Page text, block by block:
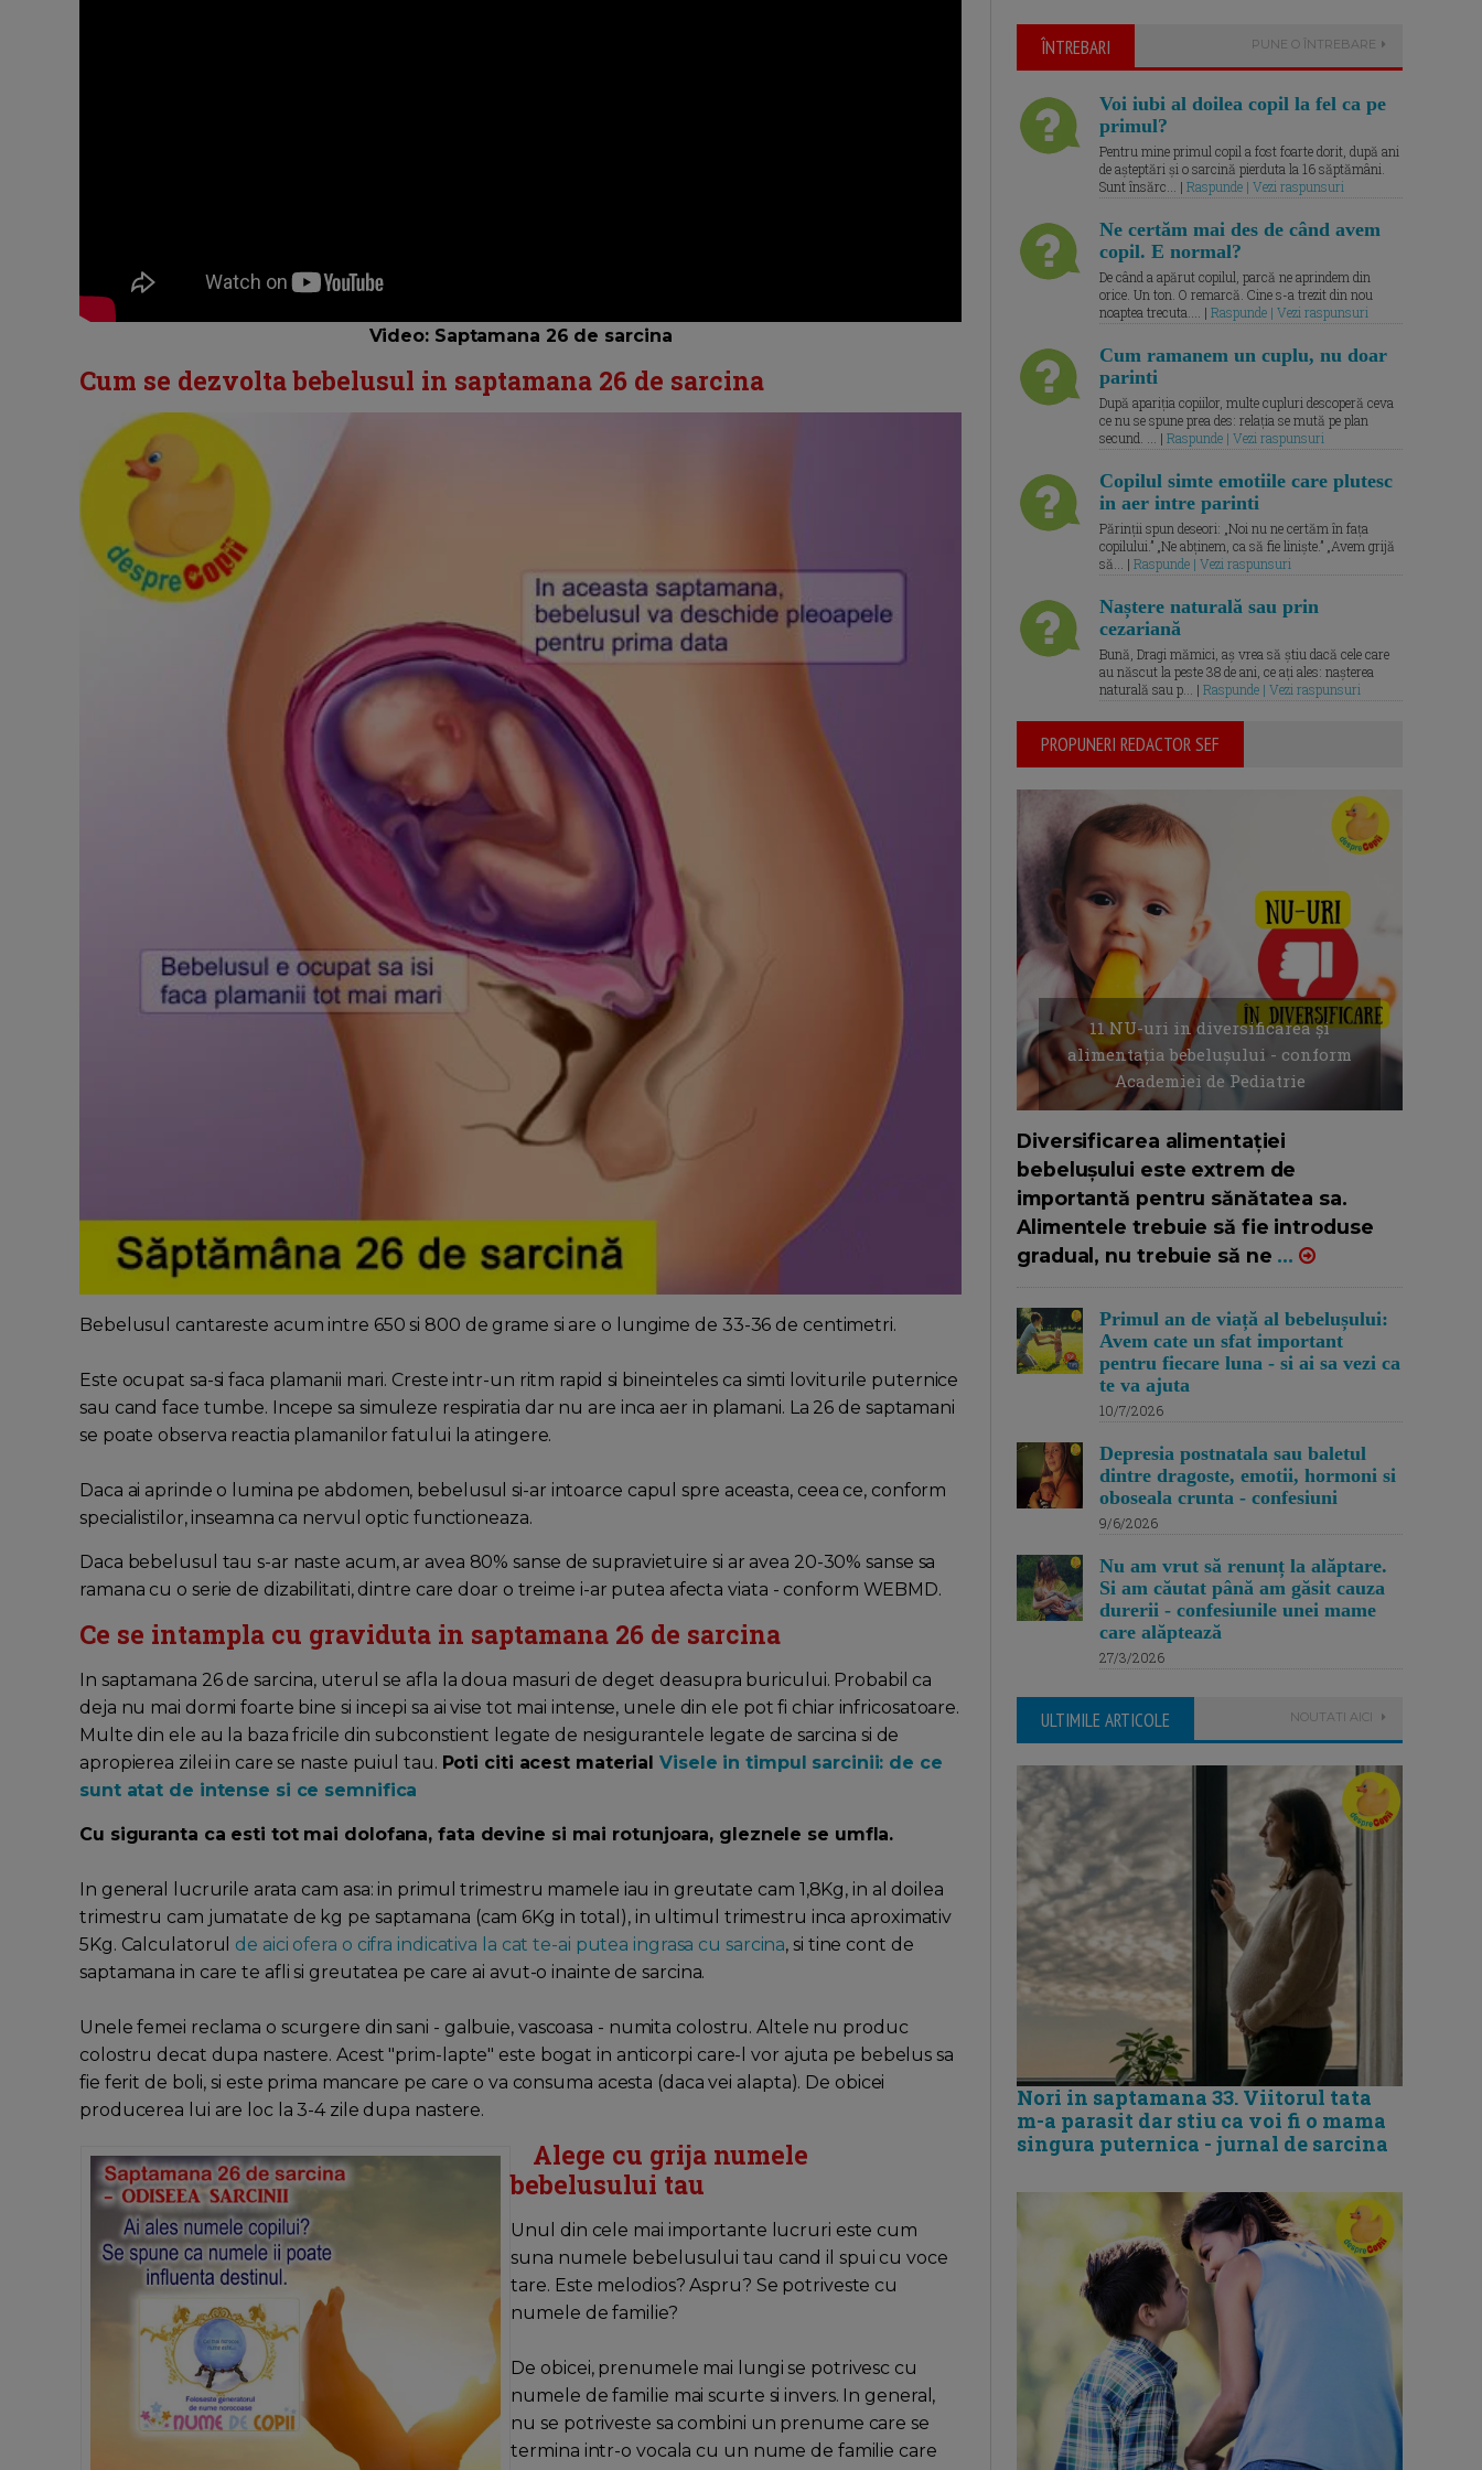
Video: Saptamana 26 de sarcina
Cum se dezvolta bebelusul in saptamana 26 de sarcina
Bebelusul cantareste acum intre 650 si 800 de grame si are o lungime de 33-36 de centimetri.
Este ocupat sa-si faca plamanii mari. Creste intr-un ritm rapid si bineinteles ca simti loviturile puternice
sau cand face tumbe. Incepe sa simuleze respiratia dar nu are inca aer in plamani. La 26 de saptamani
se poate observa reactia plamanilor fatului la atingere.
Daca ai aprinde o lumina pe abdomen, bebelusul si-ar intoarce capul spre aceasta, ceea ce, conform
specialistilor, inseamna ca nervul optic functioneaza.
Daca bebelusul tau s-ar naste acum, ar avea 80% sanse de supravietuire si ar avea 20-30% sanse sa
ramana cu o serie de dizabilitati, dintre care doar o treime i-ar putea afecta viata - conform WEBMD.
Ce se intampla cu graviduta in saptamana 26 de sarcina
In saptamana 26 de sarcina, uterul se afla la doua masuri de deget deasupra buricului. Probabil ca
deja nu mai dormi foarte bine si incepi sa ai vise tot mai intense, unele din ele pot fi chiar infricosatoare.
Multe din ele au la baza fricile din subconstient legate de nesigurantele legate de sarcina si de
apropierea zilei in care se naste puiul tau. Poti citi acest material Visele in timpul sarcinii: de ce
sunt atat de intense si ce semnifica
Cu siguranta ca esti tot mai dolofana, fata devine si mai rotunjoara, gleznele se umfla.
In general lucrurile arata cam asa: in primul trimestru mamele iau in greutate cam 1,8Kg, in al doilea
trimestru cam jumatate de kg pe saptamana (cam 6Kg in total), in ultimul trimestru inca aproximativ
5Kg. Calculatorul de aici ofera o cifra indicativa la cat te-ai putea ingrasa cu sarcina, si tine cont de
saptamana in care te afli si greutatea pe care ai avut-o inainte de sarcina.
Unele femei reclama o scurgere din sani - galbuie, vascoasa - numita colostru. Altele nu produc
colostru decat dupa nastere. Acest "prim-lapte" este bogat in anticorpi care-l vor ajuta pe bebelus sa
fie ferit de boli, si este prima mancare pe care o va consuma acesta (daca vei alapta). De obicei
producerea lui are loc la 3-4 zile dupa nastere.
Alege cu grija numele
bebelusului tau
Unul din cele mai importante lucruri este cum
suna numele bebelusului tau cand il spui cu voce
tare. Este melodios? Aspru? Se potriveste cu
numele de familie?
De obicei, prenumele mai lungi se potrivesc cu
numele de familie mai scurte si invers. In general,
nu se potriveste sa combini un prenume care se
termina intr-o vocala cu un nume de familie care
ÎNTREBARI PUNE O ÎNTREBARE
Voi iubi al doilea copil la fel ca pe
primul?
Pentru mine primul copil a fost foarte dorit, după ani
de așteptări și o sarcină pierduta la 16 săptămâni.
Sunt însărc... | Raspunde | Vezi raspunsuri
Ne certăm mai des de când avem
copil. E normal?
De când a apărut copilul, parcă ne aprindem din
orice. Un ton. O remarcă. Cine s-a trezit din nou
noaptea trecuta.... | Raspunde | Vezi raspunsuri
Cum ramanem un cuplu, nu doar
parinti
După apariția copiilor, multe cupluri descoperă ceva
ce nu se spune prea des: relația se mută pe plan
secund. ... | Raspunde | Vezi raspunsuri
Copilul simte emotiile care plutesc
in aer intre parinti
Părinții spun deseori: „Noi nu ne certăm în fața
copilului.” „Ne abținem, ca să fie liniște.” „Avem grijă
să... | Raspunde | Vezi raspunsuri
Naștere naturală sau prin
cezariană
Bună, Dragi mămici, aș vrea să știu dacă cele care
au născut la peste 38 de ani, ce ați ales: nașterea
naturală sau p... | Raspunde | Vezi raspunsuri
PROPUNERI REDACTOR SEF
11 NU-uri in diversificarea și
alimentația bebelușului - conform
Academiei de Pediatrie
Diversificarea alimentației
bebelușului este extrem de
importantă pentru sănătatea sa.
Alimentele trebuie să fie introduse
gradual, nu trebuie să ne ...
Primul an de viață al bebelușului:
Avem cate un sfat important
pentru fiecare luna - si ai sa vezi ca
te va ajuta
10/7/2026
Depresia postnatala sau baletul
dintre dragoste, emotii, hormoni si
oboseala crunta - confesiuni
9/6/2026
Nu am vrut să renunț la alăptare.
Si am căutat până am găsit cauza
durerii - confesiunile unei mame
care alăptează
27/3/2026
ULTIMILE ARTICOLE NOUTATI AICI
Nori in saptamana 33. Viitorul tata
m-a parasit dar stiu ca voi fi o mama
singura puternica - jurnal de sarcina